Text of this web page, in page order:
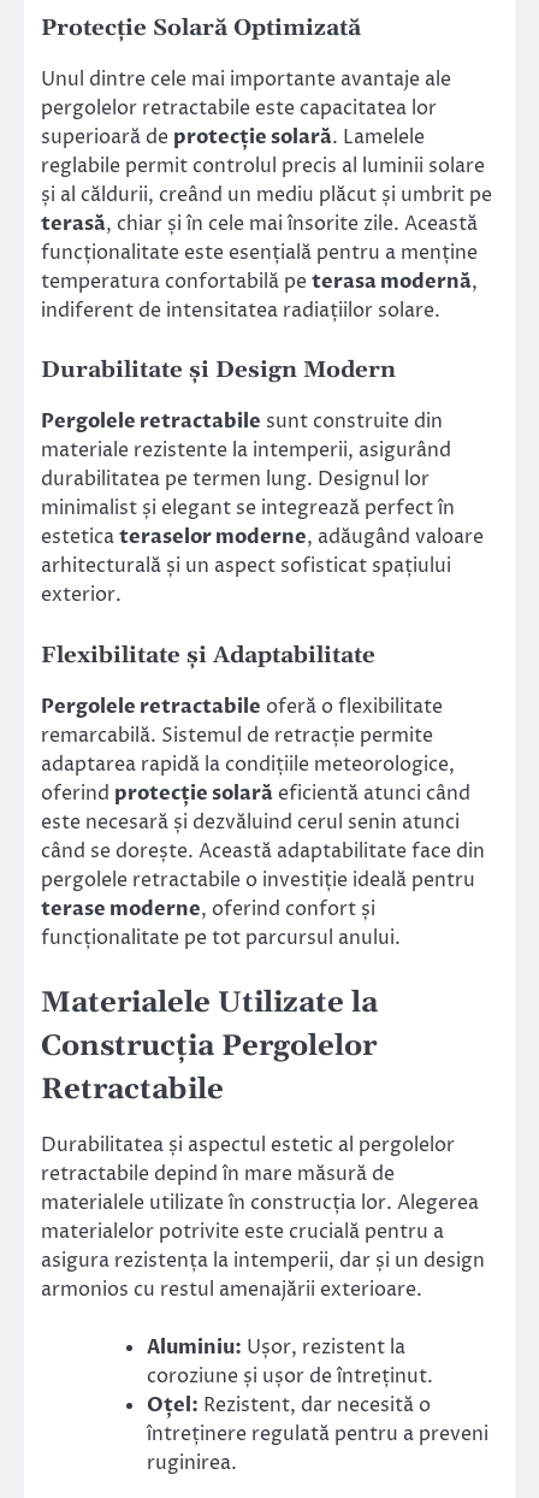
Protecție Solară Optimizată
Unul dintre cele mai importante avantaje ale
pergolelor retractabile este capacitatea lor
superioară de protecție solară. Lamelele
reglabile permit controlul precis al luminii solare
și al căldurii, creând un mediu plăcut și umbrit pe
terasă, chiar și în cele mai însorite zile. Această
funcționalitate este esențială pentru a menține
temperatura confortabilă peterasa modernă,
indiferent de intensitatea radiațiilor solare.
Durabilitate și Design Modern
Pergolele retractabile sunt construite din
materiale rezistente la intemperii, asigurând
durabilitatea pe termen lung. Designul lor
minimalist și elegant se integrează perfect în
esteticateraselor moderne, adăugând valoare
arhitecturală și un aspect sofisticat spațiului
exterior.
Flexibilitate și Adaptabilitate
Pergolele retractabile oferă o flexibilitate
remarcabilă. Sistemul de retracție permite
adaptarea rapidă la condițiile meteorologice,
oferind protecție solară eficientă atunci când
este necesară și dezvăluind cerul senin atunci
când se dorește. Această adaptabilitate face din
pergolele retractabile o investiție ideală pentru
terase moderne, oferind confort și
funcționalitate pe tot parcursul anului.
Materialele Utilizate la
Construcția Pergolelor
Retractabile
Durabilitatea și aspectul estetic al pergolelor
retractabile depind în mare măsură de
materialele utilizate în construcția lor. Alegerea
materialelor potrivite este crucială pentru a
asigura rezistența la intemperii, dar și un design
armonios cu restul amenajării exterioare.
Aluminiu: Ușor, rezistent la
coroziune și ușor de întreținut.
Oțel: Rezistent, dar necesită o
întreținere regulată pentru a preveni
ruginirea.